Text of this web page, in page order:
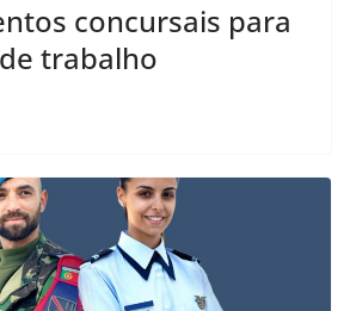
concursais para
trabalho